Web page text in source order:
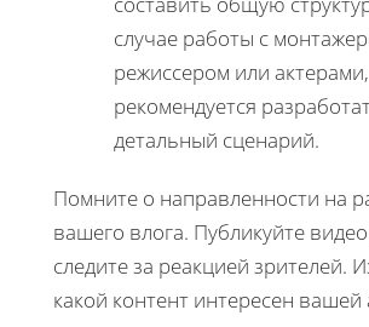
случае работы с
режиссером или актерами,
рекомендуется
детальный сценарий.
Помните о направленности на
вашего влога. Публикуйте
следите за реакцией зрителей.
какой контент интересен вашей